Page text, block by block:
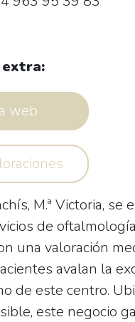
web
M.ª Victoria, se
de
una valoración
avalan la
de este centro.
este negocio